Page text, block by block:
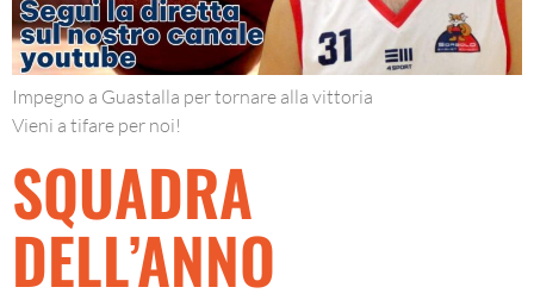
Impegno a Guastalla per tornare alla vittoria
Vieni a tifare per noi!
SQUADRA
DELL’ANNO